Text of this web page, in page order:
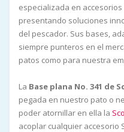
especializada en
presentando soluciones
del pescador. Sus bases,
siempre punteros en el
patos como para nuestra
La Base plana No. 341 de
pegada en nuestro pato o
poder atornillar en ella la
acoplar cualquier accesorio